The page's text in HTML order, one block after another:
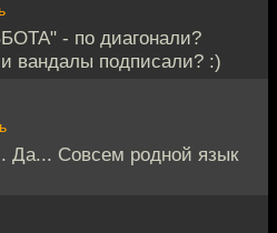
- по диагонали?
вандалы подписали? :)
Да... Совсем родной язык